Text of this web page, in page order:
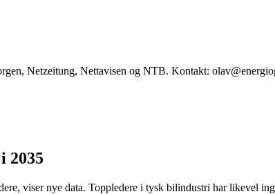
Netzeitung, Nettavisen og NTB. Kontakt:
2035
viser nye data. Toppledere i tysk bilindustri har likevel